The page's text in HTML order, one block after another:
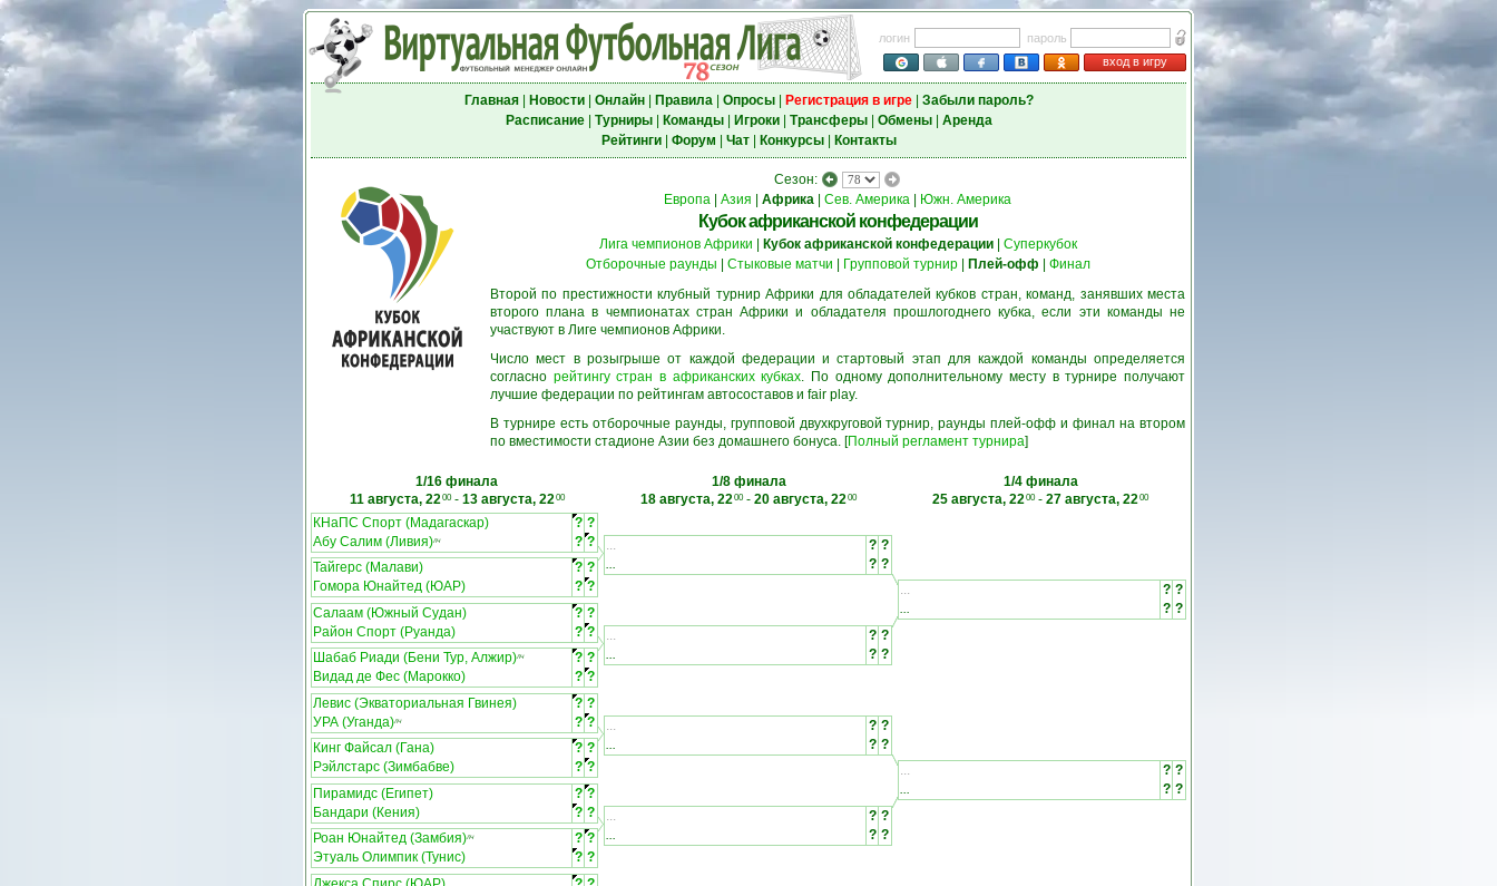
логин
пароль
вход в игру
Главная| Новости| Онлайн| Правила| Опросы| Регистрация в игре| Забыли пароль?
Расписание| Турниры| Команды| Игроки| Трансферы| Обмены| Аренда
Рейтинги| Форум Чат| Конкурсы| Контакты
Сезон:
Европа
Азия Африка Сев. Америка Южн. Америка
Кубок африканской конфедерации
Лига чемпионов Африки Кубок африканской конфедерации| Суперкубок
Отборочные раунды
Стыковые матчи Групповой турнир| Плей-офф
Финал
Второй по престижности клубный турнир Африки для обладателей кубков стран, команд, занявших места
второго плана в чемпионатах стран Африки и обладателя прошлогоднего кубка, если эти команды не
участвуют в Лиге чемпионов Африки.
Число мест в розыгрыше от каждой федерации и стартовый этап для каждой команды определяется
согласно рейтингу стран в африканских кубках. По одному дополнительному месту в турнире получают
лучшие федерации по рейтингам автосоставов и fair play.
В турнире есть отборочные раунды, групповой двухкруговой турнир, раунды плей-офф и финал на втором
по вместимости стадионе Азии без домашнего бонуса. [Полный регламент турнира]
1/16 финала
11 августа, 2200- 13 августа, 2200
1/8 финала
18 августа, 2200- 20 августа, 2200
1/4 финала
25 августа, 2200- 27 августа, 2200
КНаПС Спорт (Мадагаскар) ? ?
Абу Салим (Ливия)ЛЧ ? ?
Тайгерс (Малави)
? ?
Гомора Юнайтед (ЮАР)
? ?
... ? ?
...
? ?
...
? ?
...
? ?
Салаам (Южный Судан) ? ?
Район Спорт (Руанда)
? ?
Шабаб Риади (Бени Тур, Алжир)ЛЧ ? ?
Видад де Фес (Марокко)
? ?
... ? ?
...
? ?
Левис (Экваториальная Гвинея) ? ?
УРА (Уганда)ЛЧ ? ?
Кинг Файсал (Гана)
? ?
Рэйлстарс (Зимбабве)
? ?
... ? ?
...
? ?
...
? ?
...
? ?
Пирамидс (Египет) ? ?
Бандари (Кения)
? ?
Роан Юнайтед (Замбия)ЛЧ ? ?
Этуаль Олимпик (Тунис)
? ?
... ? ?
...
? ?